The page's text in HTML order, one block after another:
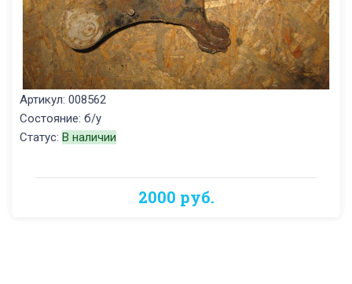
Артикул: 008562
Состояние: б/у
Статус: В наличии
2000 руб.